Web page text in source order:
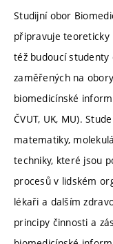
Studijní obor
připravuje teoreticky
též budoucí
zaměřených na
biomedicínské
ČVUT, UK, MU).
matematiky,
techniky, které jsou
procesů v lidském
lékaři a dalším
principy činnosti a